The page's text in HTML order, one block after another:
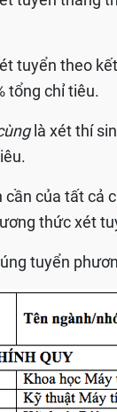
tuyển theo
tổng chỉ tiêu.
là xét thí
cần của tất cả
thức xét
tuyển